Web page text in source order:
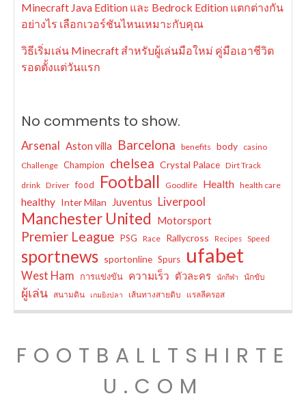
Minecraft Java Edition และ Bedrock Edition แตกต่างกัน
อย่างไร เลือกเวอร์ชันไหนเหมาะกับคุณ
วิธีเริ่มเล่น Minecraft สำหรับผู้เล่นมือใหม่ คู่มือเอาชีวิต
รอดตั้งแต่วันแรก
No comments to show.
Arsenal Aston villa Barcelona benefits body casino
Challenge Champion chelsea Crystal Palace Dirt Track
drink Driver food Football Goodlife Health health care
healthy Inter Milan Juventus Liverpool
Manchester United Motorsport
Premier League PSG Race Rallycross Recipes Speed
sportnews sportonline Spurs ufabet
West Ham การแข่งขัน ความเร็ว ตัวละคร นักกีฬา นักขับ
ผู้เล่น สนามดิน เกมยิงปลา เส้นทางสายดิบ แรลลีครอส
FOOTBALLTSHIRTE
U.COM